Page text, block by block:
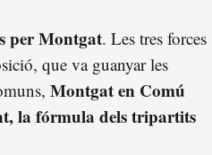
per Montgat. Les tres forces
que va guanyar les
Montgat en Comú
la fórmula dels tripartits